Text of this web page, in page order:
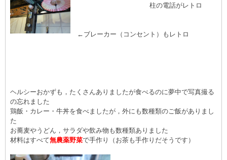
柱の電話がレトロ
←ブレーカー（コンセント）もレトロ
ヘルシーおかずも，たくさんありましたが食べるのに夢中で写真撮る
の忘れました
鶏飯・カレー・牛丼を食べましたが，外にも数種類のご飯がありまし
た
お蕎麦やうどん，サラダや飲み物も数種類ありました
材料はすべて無農薬野菜で手作り（お茶も手作りだそうです）